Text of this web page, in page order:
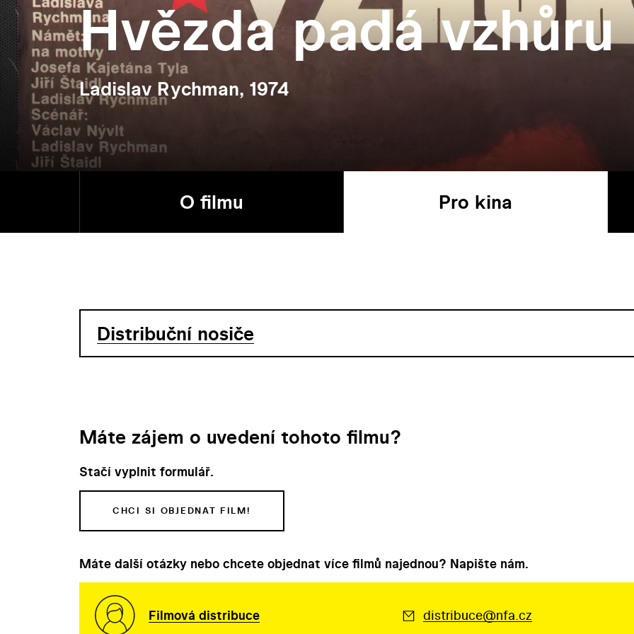
Hvězda padá vzhůru
Ladislav Rychman, 1974
O filmu Pro kina
Distribuční nosiče
Máte zájem o uvedení tohoto filmu?
Stačí vyplnit formulář.
CHCI SI OBJEDNAT FILM!
Máte další otázky nebo chcete objednat více filmů najednou? Napište nám.
Filmová distribuce distribuce@nfa.cz